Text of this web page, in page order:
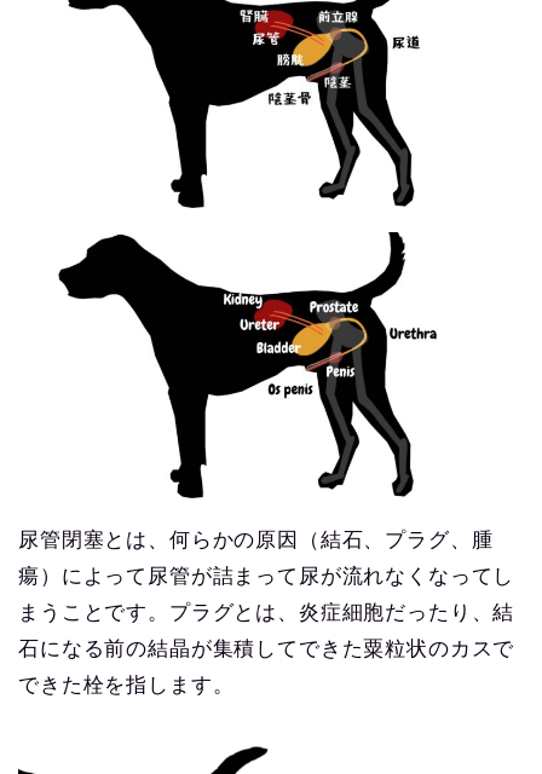
尿管閉塞とは、何らかの原因（結石、プラグ、腫
瘍）によって尿管が詰まって尿が流れなくなってし
まうことです。プラグとは、炎症細胞だったり、結
石になる前の結晶が集積してできた粟粒状のカスで
できた栓を指します。